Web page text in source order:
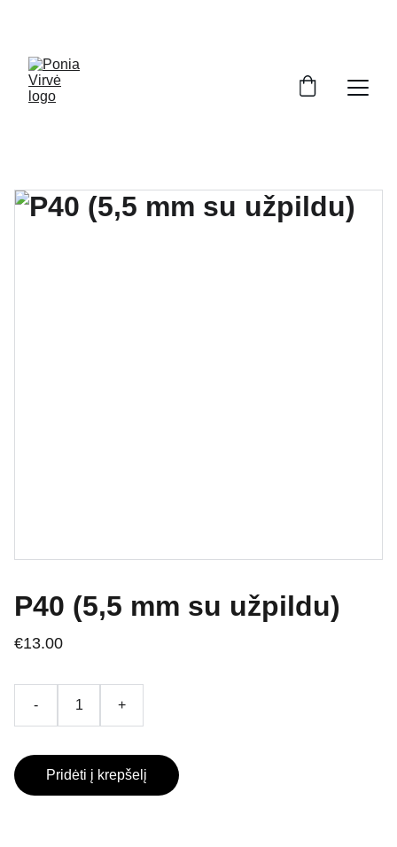
P40 (5,5 mm su užpildu)
€13.00
- +
Pridėti į krepšelį